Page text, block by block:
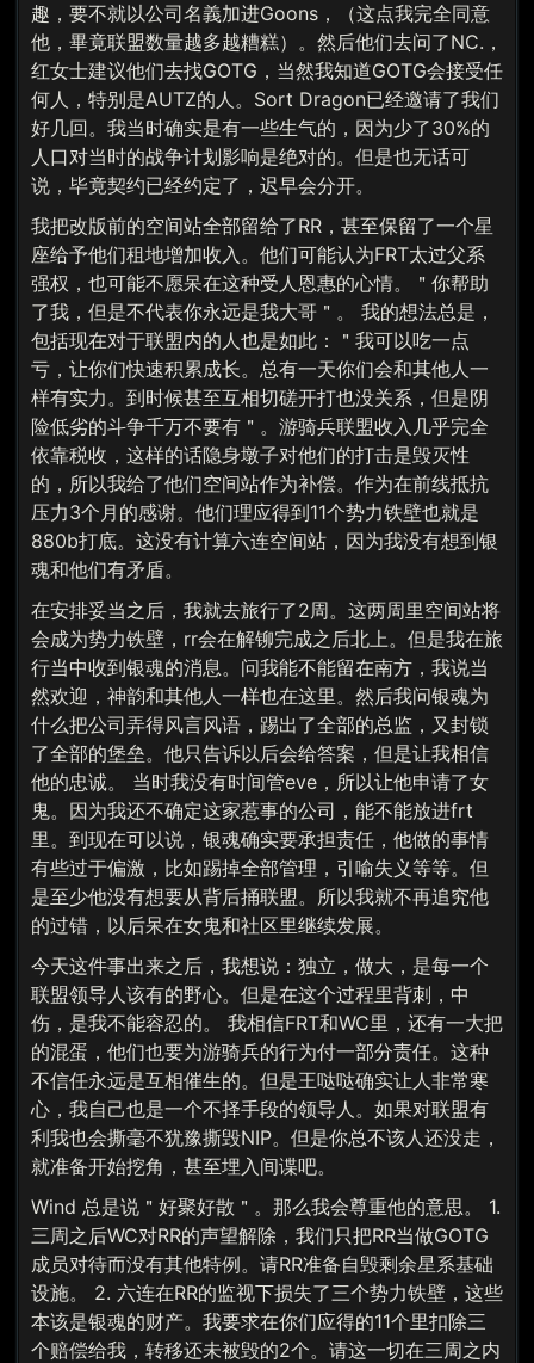
趣，要不就以公司名義加进Goons，（这点我完全同意
他，畢竟联盟数量越多越糟糕）。然后他们去问了NC.，
红女士建议他们去找GOTG，当然我知道GOTG会接受任
何人，特别是AUTZ的人。Sort Dragon已经邀请了我们
好几回。我当时确实是有一些生气的，因为少了30%的
人口对当时的战争计划影响是绝对的。但是也无话可
说，毕竟契约已经约定了，迟早会分开。
我把改版前的空间站全部留给了RR，甚至保留了一个星
座给予他们租地增加收入。他们可能认为FRT太过父系
强权，也可能不愿呆在这种受人恩惠的心情。＂你帮助
了我，但是不代表你永远是我大哥＂。 我的想法总是，
包括现在对于联盟内的人也是如此：＂我可以吃一点
亏，让你们快速积累成长。总有一天你们会和其他人一
样有实力。到时候甚至互相切磋开打也没关系，但是阴
险低劣的斗争千万不要有＂。游骑兵联盟收入几乎完全
依靠税收，这样的话隐身墩子对他们的打击是毁灭性
的，所以我给了他们空间站作为补偿。作为在前线抵抗
压力3个月的感谢。他们理应得到11个势力铁壁也就是
880b打底。这没有计算六连空间站，因为我没有想到银
魂和他们有矛盾。
在安排妥当之后，我就去旅行了2周。这两周里空间站将
会成为势力铁壁，rr会在解铆完成之后北上。但是我在旅
行当中收到银魂的消息。问我能不能留在南方，我说当
然欢迎，神韵和其他人一样也在这里。然后我问银魂为
什么把公司弄得风言风语，踢出了全部的总监，又封锁
了全部的堡垒。他只告诉以后会给答案，但是让我相信
他的忠诚。 当时我没有时间管eve，所以让他申请了女
鬼。因为我还不确定这家惹事的公司，能不能放进frt
里。到现在可以说，银魂确实要承担责任，他做的事情
有些过于偏激，比如踢掉全部管理，引喻失义等等。但
是至少他没有想要从背后捅联盟。所以我就不再追究他
的过错，以后呆在女鬼和社区里继续发展。
今天这件事出来之后，我想说：独立，做大，是每一个
联盟领导人该有的野心。但是在这个过程里背刺，中
伤，是我不能容忍的。 我相信FRT和WC里，还有一大把
的混蛋，他们也要为游骑兵的行为付一部分责任。这种
不信任永远是互相催生的。但是王哒哒确实让人非常寒
心，我自己也是一个不择手段的领导人。如果对联盟有
利我也会撕毫不犹豫撕毁NIP。但是你总不该人还没走，
就准备开始挖角，甚至埋入间谍吧。
Wind 总是说＂好聚好散＂。那么我会尊重他的意思。 1.
三周之后WC对RR的声望解除，我们只把RR当做GOTG
成员对待而没有其他特例。请RR准备自毁剩余星系基础
设施。 2. 六连在RR的监视下损失了三个势力铁壁，这些
本该是银魂的财产。我要求在你们应得的11个里扣除三
个赔偿给我，转移还未被毁的2个。请这一切在三周之内